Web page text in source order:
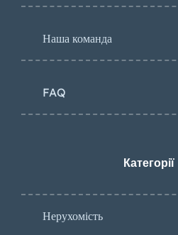
Наша команда
FAQ
Категорії
Нерухомість